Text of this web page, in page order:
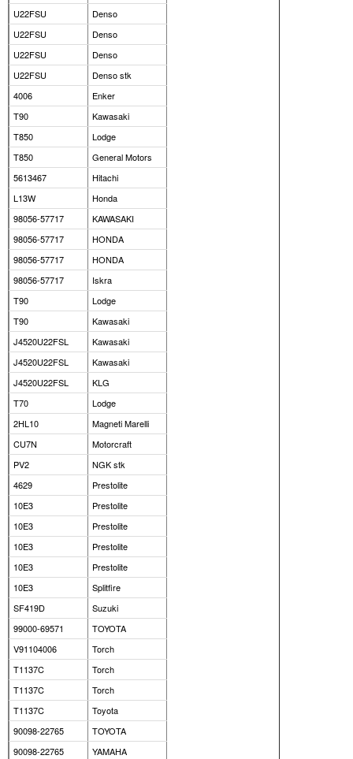
U22FSU
Denso
U22FSU
Denso
U22FSU
Denso
U22FSU
Denso stk
4006
Enker
T90
Kawasaki
T850
Lodge
T850
General Motors
5613467
Hitachi
L13W
Honda
98056-57717
KAWASAKI
98056-57717
HONDA
98056-57717
HONDA
98056-57717
Iskra
T90
Lodge
T90
Kawasaki
J4520U22FSL
Kawasaki
J4520U22FSL
Kawasaki
J4520U22FSL
KLG
T70
Lodge
2HL10
Magneti Marelli
CU7N
Motorcraft
PV2
NGK stk
4629
Prestolite
10E3
Prestolite
10E3
Prestolite
10E3
Prestolite
10E3
Prestolite
10E3
Splitfire
SF419D
Suzuki
99000-69571
TOYOTA
V91104006
Torch
T1137C
Torch
T1137C
Torch
T1137C
Toyota
90098-22765
TOYOTA
90098-22765
YAMAHA